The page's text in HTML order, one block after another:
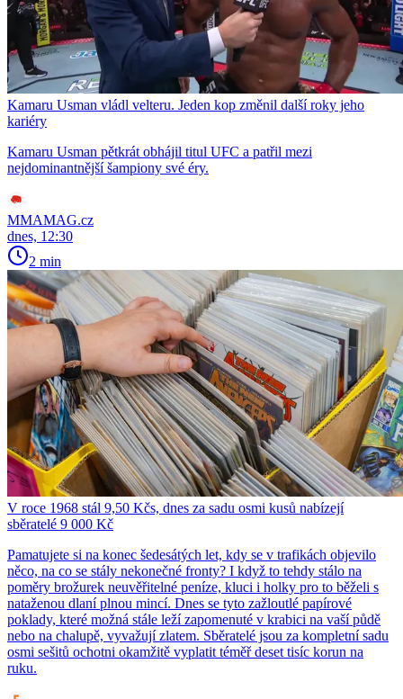
Kamaru Usman vládl velteru. Jeden kop změnil další roky jeho
kariéry
Kamaru Usman pětkrát obhájil titul UFC a patřil mezi
nejdominantnější šampiony své éry.
MMAMAG.cz
dnes, 12:30
2 min
V roce 1968 stál 9,50 Kčs, dnes za sadu osmi kusů nabízejí
sběratelé 9 000 Kč
Pamatujete si na konec šedesátých let, kdy se v trafikách objevilo
něco, na co se stály nekonečné fronty? I když to tehdy stálo na
poměry brožurek neuvěřitelné peníze, kluci i holky pro to běželi s
nataženou dlaní plnou mincí. Dnes se tyto zažloutlé papírové
poklady, které možná stále leží zapomenuté v krabici na vaší půdě
nebo na chalupě, vyvažují zlatem. Sběratelé jsou za kompletní sadu
osmi sešitů ochotni okamžitě vyplatit téměř deset tisíc korun na
ruku.